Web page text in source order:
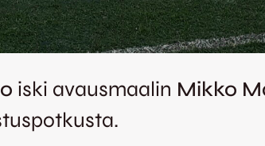
iski avausmaalin Mikko